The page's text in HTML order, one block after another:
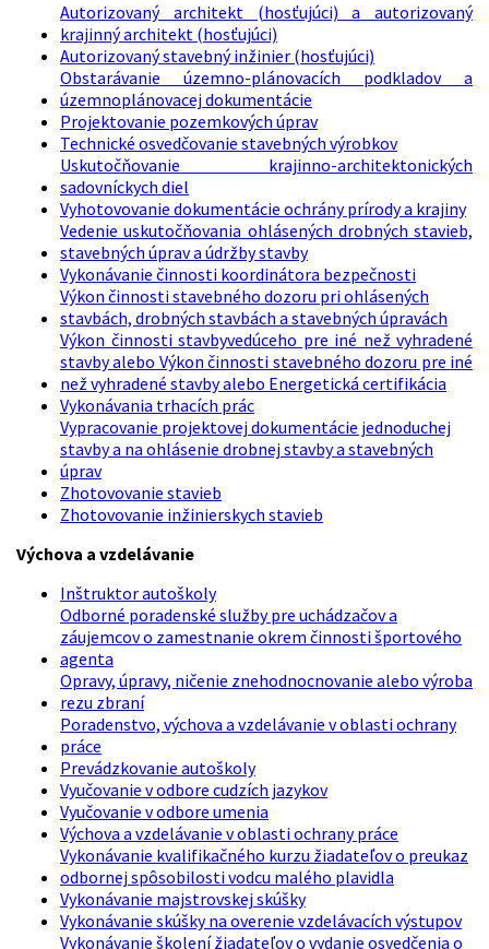
Autorizovaný architekt (hosťujúci) a autorizovaný
krajinný architekt (hosťujúci)
Autorizovaný stavebný inžinier (hosťujúci)
Obstarávanie územno-plánovacích podkladov a
územnoplánovacej dokumentácie
Projektovanie pozemkových úprav
Technické osvedčovanie stavebných výrobkov
Uskutočňovanie krajinno-architektonických
sadovníckych diel
Vyhotovovanie dokumentácie ochrány prírody a krajiny
Vedenie uskutočňovania ohlásených drobných stavieb,
stavebných úprav a údržby stavby
Vykonávanie činnosti koordinátora bezpečnosti
Výkon činnosti stavebného dozoru pri ohlásených
stavbách, drobných stavbách a stavebných úpravách
Výkon činnosti stavbyvedúceho pre iné než vyhradené
stavby alebo Výkon činnosti stavebného dozoru pre iné
než vyhradené stavby alebo Energetická certifikácia
Vykonávania trhacích prác
Vypracovanie projektovej dokumentácie jednoduchej
stavby a na ohlásenie drobnej stavby a stavebných
úprav
Zhotovovanie stavieb
Zhotovovanie inžinierskych stavieb
Výchova a vzdelávanie
Inštruktor autoškoly
Odborné poradenské služby pre uchádzačov a
záujemcov o zamestnanie okrem činnosti športového
agenta
Opravy, úpravy, ničenie znehodnocnovanie alebo výroba
rezu zbraní
Poradenstvo, výchova a vzdelávanie v oblasti ochrany
práce
Prevádzkovanie autoškoly
Vyučovanie v odbore cudzích jazykov
Vyučovanie v odbore umenia
Výchova a vzdelávanie v oblasti ochrany práce
Vykonávanie kvalifikačného kurzu žiadateľov o preukaz
odbornej spôsobilosti vodcu malého plavidla
Vykonávanie majstrovskej skúšky
Vykonávanie skúšky na overenie vzdelávacích výstupov
Vykonávanie školení žiadateľov o vydanie osvedčenia o